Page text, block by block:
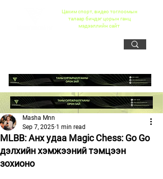
Цахим спорт, видео тоглоомын
талаар бичдэг цорын ганц
мэдээллийн сайт
MLBB: Aнх удаа Magic Chess: Go Go
дэлхийн хэмжээний тэмцээн
зохионо
Masha Mnn
Sep 7, 2025 1 min read